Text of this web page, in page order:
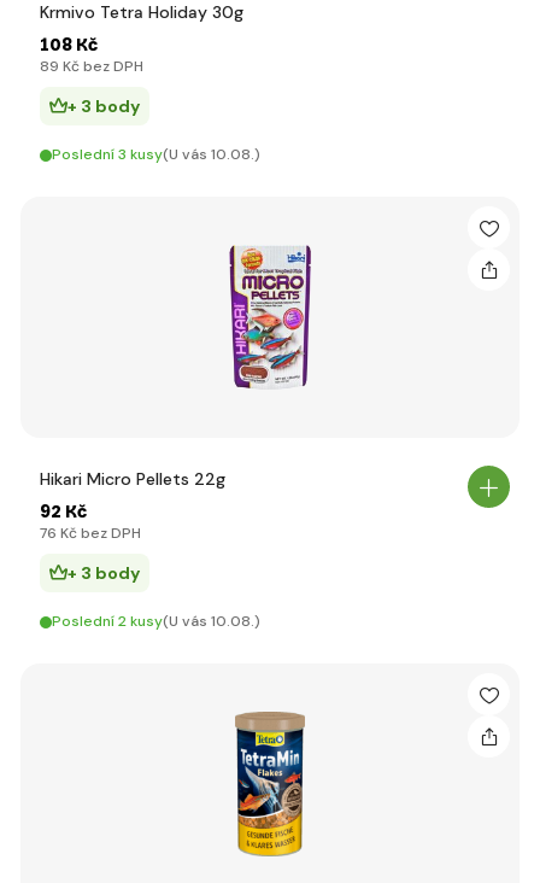
Krmivo Tetra Holiday 30g
108 Kč
89 Kč bez DPH
+ 3 body
Poslední 3 kusy(U vás 10.08.)
Hikari Micro Pellets 22g
92 Kč
76 Kč bez DPH
+ 3 body
Poslední 2 kusy(U vás 10.08.)